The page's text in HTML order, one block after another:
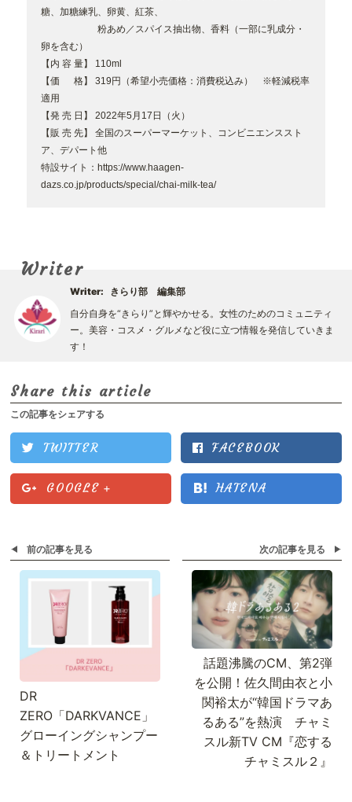
糖、加糖練乳、卵黄、紅茶、
粉あめ／スパイス抽出物、香料（一部に乳成分・
卵を含む）
【内 容 量】 110ml
【価 格】 319円（希望小売価格：消費税込み） ※軽減税率
適用
【発 売 日】 2022年5月17日（火）
【販 売 先】 全国のスーパーマーケット、コンビニエンススト
ア、デパート他
特設サイト： https://www.haagen-
dazs.co.jp/products/special/chai-milk-tea/
Writer
Writer:
きらり部 編集部
自分自身を“きらり”と輝やかせる。女性のためのコミュニティ
ー。美容・コスメ・グルメなど役に立つ情報を発信していきま
す！
Share this article
この記事をシェアする
TWITTER FACEBOOK
GOOGLE + HATENA
前の記事を見る
DR
ZERO「DARKVANCE」
グローイングシャンプー
＆トリートメント
次の記事を見る
話題沸騰のCM、第2弾
を公開！佐久間由衣と小
関裕太が“韓国ドラマあ
るある”を熱演 チャミ
スル新TV CM『恋する
チャミスル２』